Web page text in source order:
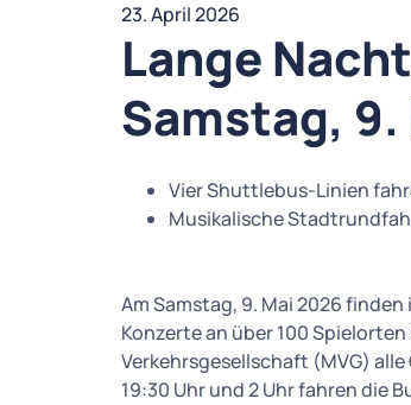
23. April 2026
Lange
Samstag, 9.
Vier Shuttlebus-Linien
Musikalische
Am Samstag, 9. Mai 2026 finden
Konzerte an über 100
Verkehrsgesellschaft (MVG)
19:30 Uhr und 2 Uhr fahren die